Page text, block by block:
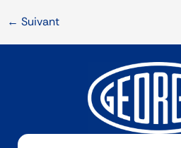
← Suivant